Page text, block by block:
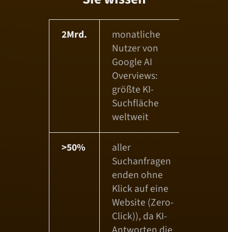
2Mrd.
monatliche
Nutzer von
Google AI
Overviews:
größte KI-
Suchfläche
weltweit
>50%
aller
Suchanfragen
enden ohne
Klick auf eine
Website (Zero-
Click)), da KI-